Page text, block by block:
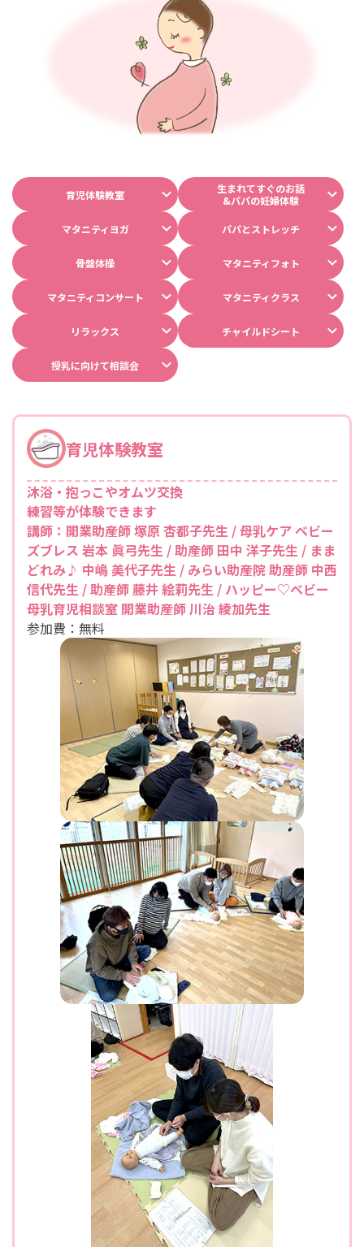
育児体験教室
生まれてすぐのお話
&パパの妊婦体験
マタニティヨガ パパとストレッチ
骨盤体操 マタニティフォト
マタニティコンサート マタニティクラス
リラックス チャイルドシート
授乳に向けて相談会
育児体験教室
沐浴・抱っこやオムツ交換
練習等が体験できます
講師：開業助産師 塚原 杏都子先生 / 母乳ケア ベビー
ズブレス 岩本 眞弓先生 / 助産師 田中 洋子先生 / まま
どれみ♪ 中嶋 美代子先生 / みらい助産院 助産師 中西
信代先生 / 助産師 藤井 絵莉先生 / ハッピー♡ベビー
母乳育児相談室 開業助産師 川治 綾加先生
参加費：無料